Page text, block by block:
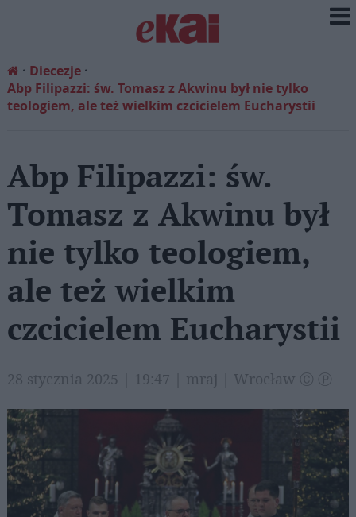
Diecezje
Abp Filipazzi: św. Tomasz z Akwinu był nie tylko
teologiem, ale też wielkim czcicielem Eucharystii
Abp Filipazzi: św.
Tomasz z Akwinu był
nie tylko teologiem,
ale też wielkim
czcicielem Eucharystii
28 stycznia 2025 | 19:47 | mraj | Wrocław Ⓒ Ⓟ